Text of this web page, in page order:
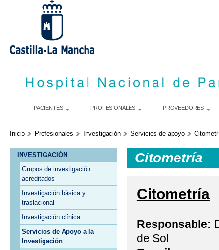
PACIENTES PROFESIONALES PROVEEDORES
Inicio Profesionales Investigación Servicios de apoyo
INVESTIGACIÓN
Grupos de investigación
acreditados
Investigación básica y
traslacional
Investigación clínica
Servicios de Apoyo a la
Investigación
Citometría
Citometría
Responsable:
de Sol